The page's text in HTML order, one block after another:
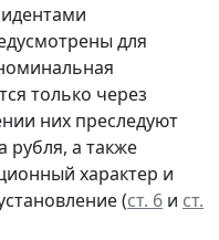
для
только через
них преследуют
рубля, а также
характер и
(ст. 6 и ст.